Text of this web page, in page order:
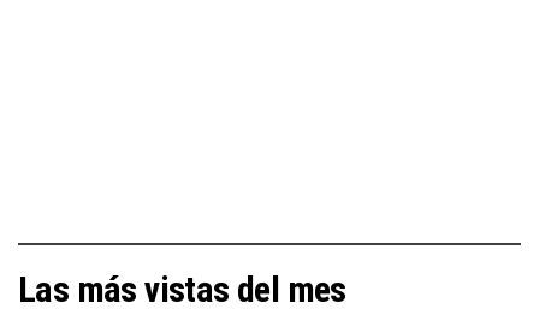
Las más vistas del mes